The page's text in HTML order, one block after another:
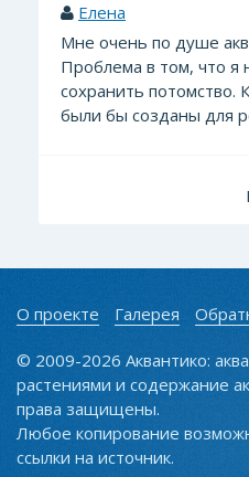
Елена
Мне очень по душе
Проблема в том, что я
сохранить потомство.
были бы созданы для
О проекте Галерея
© 2009-2026 Аквантико:
растениями и содержание
права защищены.
Любое копирование
ссылки на источник.